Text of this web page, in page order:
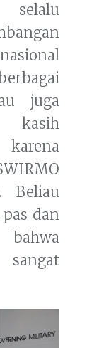
selalu
juga
kasih
Beliau
dan